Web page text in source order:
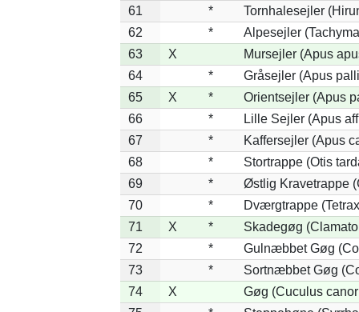
61
*
Tornhalesejler
62
*
Alpesejler
63
X
Mursejler (Apus
64
*
Gråsejler (Apus
65
X *
Orientsejler (Apus
66
*
Lille Sejler (Apus
67
*
Kaffersejler (Apus
68
*
Stortrappe (Otis
69
*
Østlig Kravetrappe
70
*
Dværgtrappe
71
X *
Skadegøg
72
*
Gulnæbbet Gøg
73
*
Sortnæbbet Gøg
74
X
Gøg (Cuculus